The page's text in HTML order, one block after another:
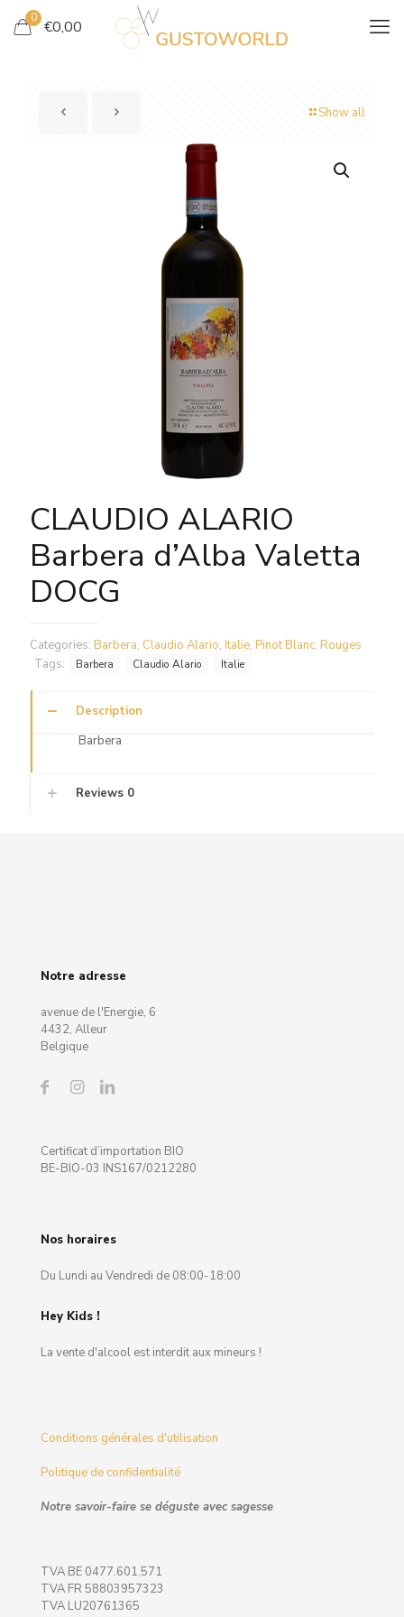
0 €0,00
Show all
CLAUDIO ALARIO
Barbera d’Alba Valetta
DOCG
Categories: Barbera, Claudio Alario, Italie, Pinot Blanc, Rouges
Tags:
Barbera Claudio Alario Italie
Description
Barbera
Reviews 0
Notre adresse
avenue de l'Energie, 6
4432, Alleur
Belgique
Certificat d’importation BIO
BE-BIO-03 INS167/0212280
Nos horaires
Du Lundi au Vendredi de 08:00-18:00
Hey Kids !
La vente d'alcool est interdit aux mineurs !
Conditions générales d'utilisation
Politique de confidentialité
Notre savoir-faire se déguste avec sagesse
TVA BE 0477.601.571
TVA FR 58803957323
TVA LU20761365